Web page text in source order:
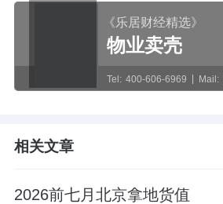
《乐居财经精选》
物业卖壳
Tel: 400-606-6969 Mail:
相关文章
2026前七月北京拿地货值